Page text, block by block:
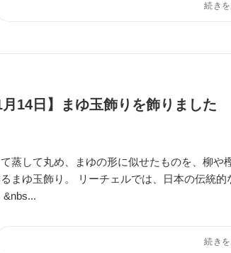
月14日】まゆ玉飾りを飾りました
蒸して丸め、まゆの形に似せたものを、柳
まゆ玉飾り。 リーチェルでは、日本の伝統
&nbs...